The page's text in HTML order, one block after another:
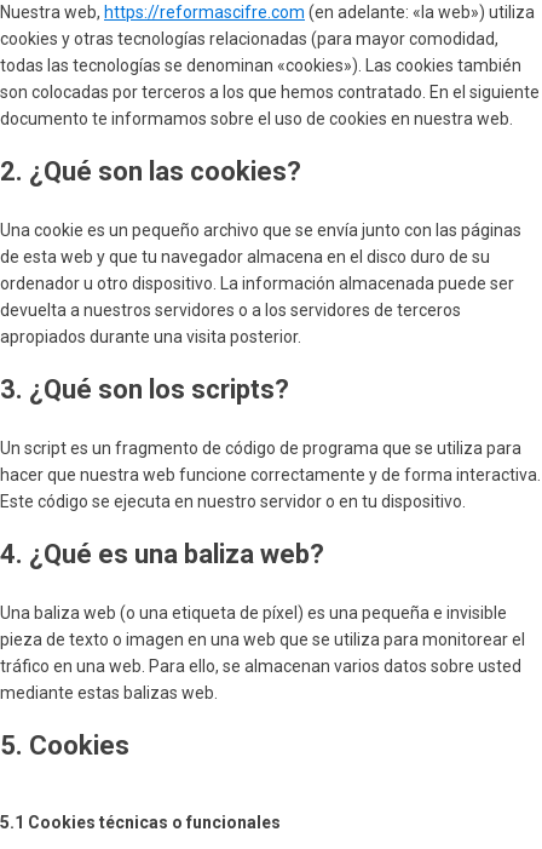
Nuestra web, https://reformascifre.com (en adelante: «la web») utiliza
cookies y otras tecnologías relacionadas (para mayor comodidad,
todas las tecnologías se denominan «cookies»). Las cookies también
son colocadas por terceros a los que hemos contratado. En el siguiente
documento te informamos sobre el uso de cookies en nuestra web.
2. ¿Qué son las cookies?
Una cookie es un pequeño archivo que se envía junto con las páginas
de esta web y que tu navegador almacena en el disco duro de su
ordenador u otro dispositivo. La información almacenada puede ser
devuelta a nuestros servidores o a los servidores de terceros
apropiados durante una visita posterior.
3. ¿Qué son los scripts?
Un script es un fragmento de código de programa que se utiliza para
hacer que nuestra web funcione correctamente y de forma interactiva.
Este código se ejecuta en nuestro servidor o en tu dispositivo.
4. ¿Qué es una baliza web?
Una baliza web (o una etiqueta de píxel) es una pequeña e invisible
pieza de texto o imagen en una web que se utiliza para monitorear el
tráfico en una web. Para ello, se almacenan varios datos sobre usted
mediante estas balizas web.
5. Cookies
5.1 Cookies técnicas o funcionales